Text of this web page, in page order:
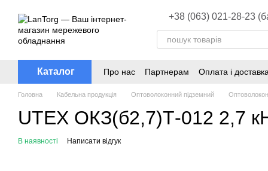
+38 (063) 021-28-23
Каталог Про нас Партнерам Оплата і доставка
Головна Кабельна продукція Оптоволоконний підземний
UTEX ОКЗ(б2,7)Т-012 2,7
В наявності Написати відгук